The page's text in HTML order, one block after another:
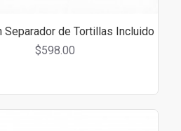
Separador de Tortillas Incluido
$598.00